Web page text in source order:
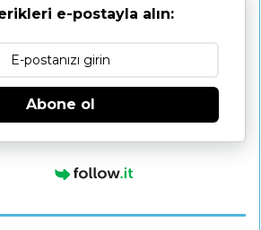
e-postayla alın:
Abone ol